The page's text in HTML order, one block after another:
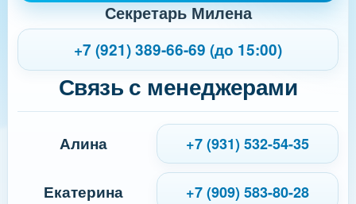
Секретарь Милена
+7 (921) 389-66-69 (до 15:00)
Связь с менеджерами
Алина +7 (931) 532-54-35
Екатерина +7 (909) 583-80-28